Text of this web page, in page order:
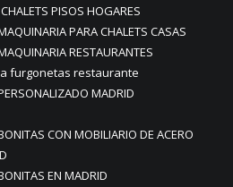
PISOS HOGARES
PARA CHALETS CASAS
RESTAURANTES
furgonetas restaurante
MADRID
CON MOBILIARIO DE ACERO
EN MADRID